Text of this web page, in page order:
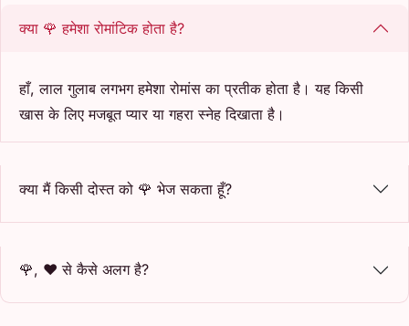
क्या 🌹 हमेशा रोमांटिक होता है?
हाँ, लाल गुलाब लगभग हमेशा रोमांस का प्रतीक होता है। यह किसी
खास के लिए मजबूत प्यार या गहरा स्नेह दिखाता है।
क्या मैं किसी दोस्त को 🌹 भेज सकता हूँ?
🌹, ❤️ से कैसे अलग है?